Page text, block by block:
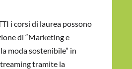
i corsi di laurea possono
di “Marketing e
moda sostenibile” in
tramite la